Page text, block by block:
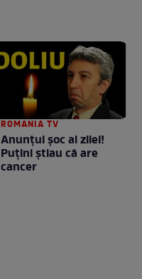
ROMANIA TV
Anunţul şoc al zilei!
Puţini ştiau că are
cancer